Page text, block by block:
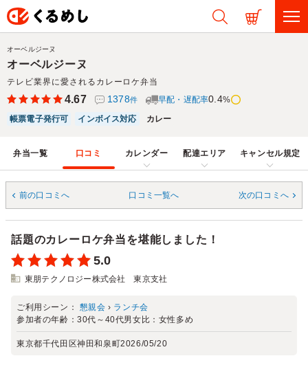
オーベルジーヌ
テレビ業界に愛されるカレーロケ弁当
オーベルジーヌ
4.67 1378件 早配・遅配率0.4%
帳票電子発行可
インボイス対応 カレー
弁当一覧 口コミ カレンダー 配達エリア キャンセル規定
前の口コミへ 口コミ一覧へ 次の口コミへ
話題のカレーロケ弁当を堪能しました！
5.0
東朋テクノロジー株式会社 東京支社
ご利用シーン： 懇親会 › ランチ会
参加者の年齢：30代～40代男女比： 女性多め
東京都千代田区神田和泉町2026/05/20